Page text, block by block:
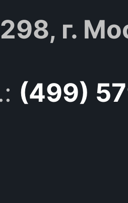
г.
(499)